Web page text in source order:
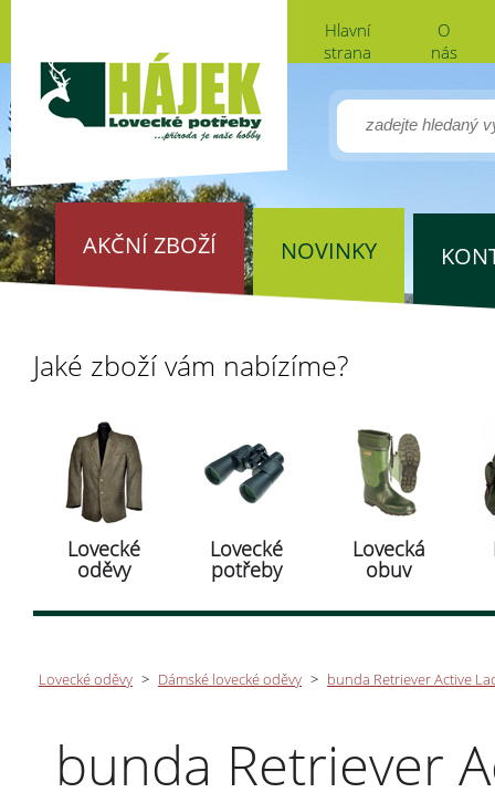
Hlavní
strana
O
nás
AKČNÍ ZBOŽÍ NOVINKY
Jaké zboží vám nabízíme?
Lovecké
oděvy
Lovecké
potřeby
Lovecká
obuv
Lovecké oděvy > Dámské lovecké oděvy > bunda Retriever Active
bunda Retriever